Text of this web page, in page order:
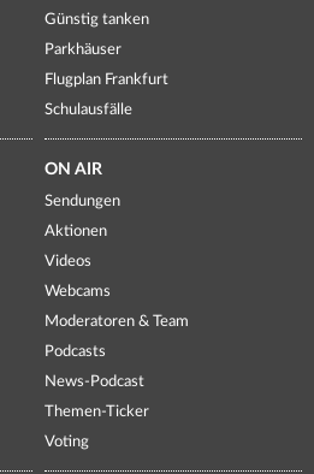
Günstig tanken
Parkhäuser
Flugplan Frankfurt
Schulausfälle
ON AIR
Sendungen
Aktionen
Videos
Webcams
Moderatoren & Team
Podcasts
News-Podcast
Themen-Ticker
Voting